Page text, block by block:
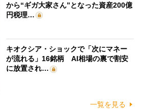
から“ギガ大家さん”となった資産200億
円税理…
キオクシア・ショックで「次にマネー
が流れる」16銘柄 AI相場の裏で割安
に放置され…
一覧を見る